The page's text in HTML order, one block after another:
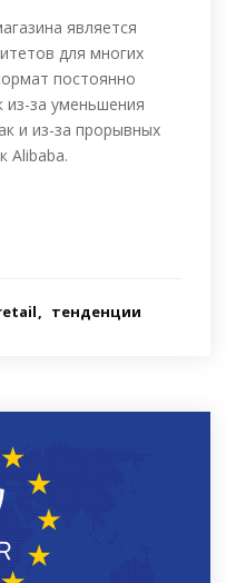
является
для многих
постоянно
из-за уменьшения
и из-за прорывных
Alibaba.
тенденции